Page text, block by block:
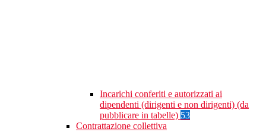
Incarichi conferiti e autorizzati ai
dipendenti (dirigenti e non dirigenti) (da
pubblicare in tabelle) 53
Contrattazione collettiva